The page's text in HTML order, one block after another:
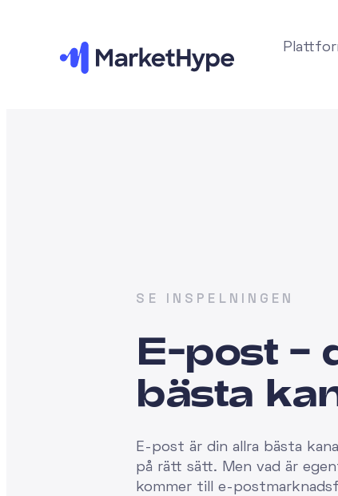
SE INSPELNINGEN
E-post –
bästa
E-post är din allra bästa
på rätt sätt. Men vad är
kommer till e-